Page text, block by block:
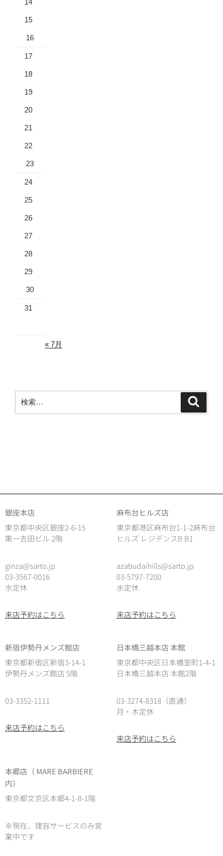
15
16
17
18
19
20
21
22
23
24
25
26
27
28
29
30
31
« 7月
銀座本店
東京都中央区銀座2-6-15
第一吉田ビル 2階
ginza@sarto.jp
03-3567-0016
水定休
来店予約はこちら
麻布台ヒルズ店
東京都港区麻布台1-1-2麻布台
ヒルズ レジデンスB B1
azabudaihills@sarto.jp
03-5797-7200
水定休
来店予約はこちら
新宿伊勢丹メンズ館店
東京都新宿区新宿3-14-1
伊勢丹メンズ館店 5階
03-3352-1111
来店予約はこちら
日本橋三越本店 本館
東京都中央区日本橋室町1-4-1
日本橋三越本店 本館2階
03-3274-8318（直通）
月・木定休
来店予約はこちら
本郷店（ MARE BARBIERE
内）
東京都文京区本郷4-1-8-1階
※現在、理容サービスのみ営
業中です